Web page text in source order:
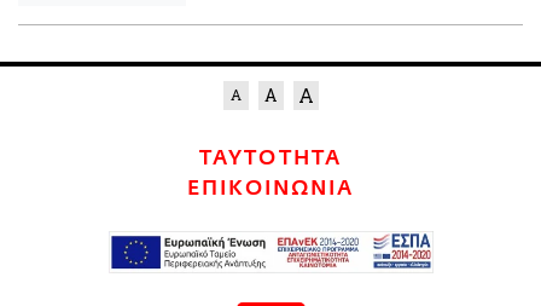
ΤΑΥΤΟΤΗΤΑ
ΕΠΙΚΟΙΝΩΝΙΑ